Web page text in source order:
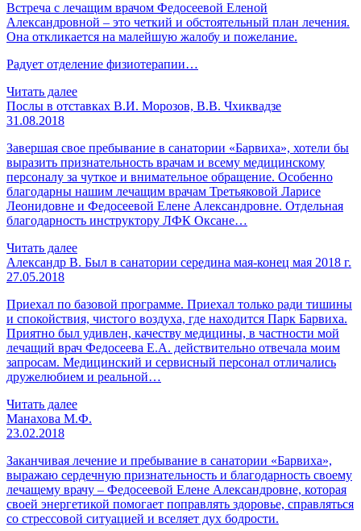
Встреча с лечащим врачом Федосеевой Еленой
Александровной – это четкий и обстоятельный план лечения.
Она откликается на малейшую жалобу и пожелание.
Радует отделение физиотерапии…
Читать далее
Послы в отставках В.И. Морозов, В.В. Чхиквадзе
31.08.2018
Завершая свое пребывание в санатории «Барвиха», хотели бы
выразить признательность врачам и всему медицинскому
персоналу за чуткое и внимательное обращение. Особенно
благодарны нашим лечащим врачам Третьяковой Ларисе
Леонидовне и Федосеевой Елене Александровне. Отдельная
благодарность инструктору ЛФК Оксане…
Читать далее
Александр В. Был в санатории середина мая-конец мая 2018 г.
27.05.2018
Приехал по базовой программе. Приехал только ради тишины
и спокойствия, чистого воздуха, где находится Парк Барвиха.
Приятно был удивлен, качеству медицины, в частности мой
лечащий врач Федосеева Е.А. действительно отвечала моим
запросам. Медицинский и сервисный персонал отличались
дружелюбием и реальной…
Читать далее
Манахова М.Ф.
23.02.2018
Заканчивая лечение и пребывание в санатории «Барвиха»,
выражаю сердечную признательность и благодарность своему
лечащему врачу – Федосеевой Елене Александровне, которая
своей энергетикой помогает поправлять здоровье, справляться
со стрессовой ситуацией и вселяет дух бодрости.